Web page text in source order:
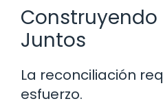
Construyendo
Juntos
La reconciliación
esfuerzo.